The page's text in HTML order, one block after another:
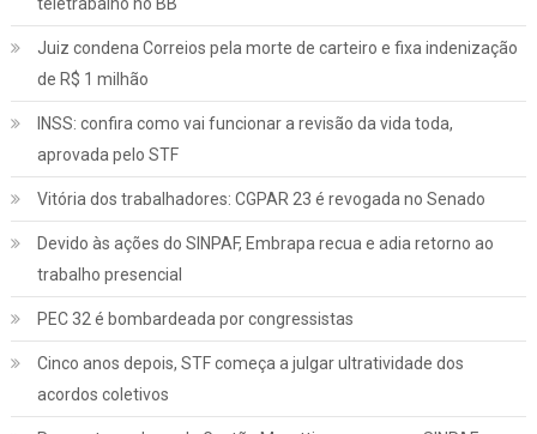
Juiz condena Correios pela morte de carteiro e fixa indenização
de R$ 1 milhão
INSS: confira como vai funcionar a revisão da vida toda,
aprovada pelo STF
Vitória dos trabalhadores: CGPAR 23 é revogada no Senado
Devido às ações do SINPAF, Embrapa recua e adia retorno ao
trabalho presencial
PEC 32 é bombardeada por congressistas
Cinco anos depois, STF começa a julgar ultratividade dos
acordos coletivos